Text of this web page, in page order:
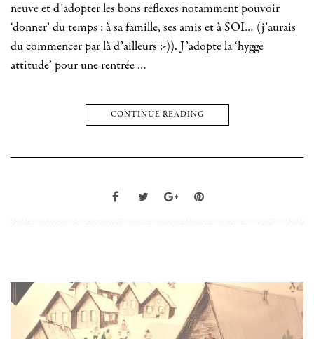
neuve et d’adopter les bons réflexes notamment pouvoir
‘donner’ du temps : à sa famille, ses amis et à SOI… (j’aurais
du commencer par là d’ailleurs :-)). J’adopte la ‘hygge
attitude’ pour une rentrée …
CONTINUE READING